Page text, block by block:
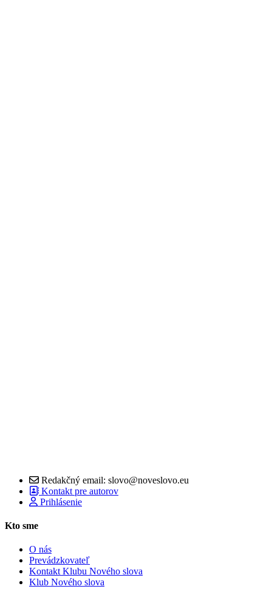
Redakčný email: slovo@noveslovo.eu
Kontakt pre autorov
Prihlásenie
Kto sme
O nás
Prevádzkovateľ
Kontakt Klubu Nového slova
Klub Nového slova